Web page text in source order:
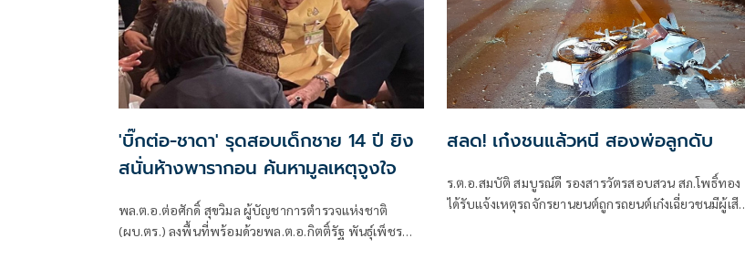
'บิ๊กต่อ-ชาดา' รุดสอบเด็กชาย 14 ปี ยิง
สนั่นห้างพารากอน ค้นหามูลเหตุจูงใจ
พล.ต.อ.ต่อศักดิ์ สุขวิมล ผู้บัญชาการตำรวจแห่งชาติ
(ผบ.ตร.) ลงพื้นที่พร้อมด้วยพล.ต.อ.กิตติ์รัฐ พันธุ์เพ็ชร
สลด! เก๋งชนแล้วหนี สองพ่อลูกดับ
ร.ต.อ.สมบัติ สมบูรณ์ดี รองสารวัตรสอบสวน สภ.โพธิ์ทอง
ได้รับแจ้งเหตุรถจักรยานยนต์ถูกรถยนต์เก๋งเฉี่ยวชนมีผู้เสีย